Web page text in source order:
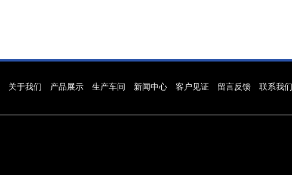
关于我们 产品展示 生产车间 新闻中心 客户见证 留言反馈 联系我们